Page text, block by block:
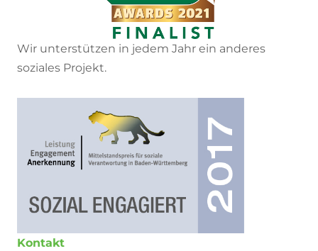
Wir unterstützen in jedem Jahr ein anderes
soziales Projekt.
Kontakt